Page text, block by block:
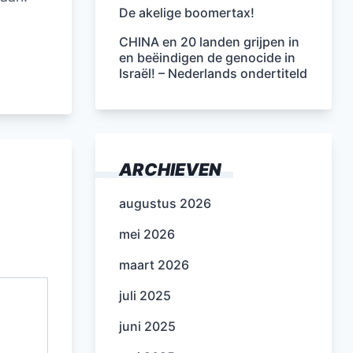
De akelige boomertax!
CHINA en 20 landen grijpen in
en beëindigen de genocide in
Israël! – Nederlands ondertiteld
ARCHIEVEN
augustus 2026
mei 2026
maart 2026
juli 2025
juni 2025